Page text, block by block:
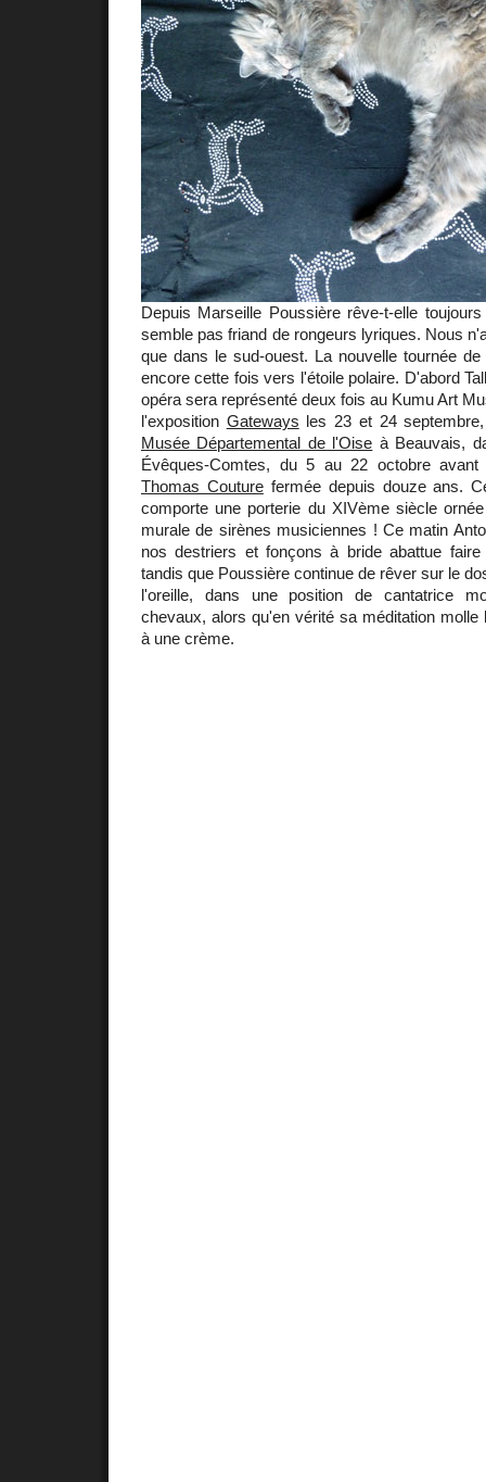
Depuis Marseille Poussière rêve-t-elle
semble pas friand de rongeurs lyriques. Nous
que dans le sud-ouest. La nouvelle tournée de
encore cette fois vers l'étoile polaire. D'abord
opéra sera représenté deux fois au Kumu Art
l'exposition Gateways les 23 et 24
Musée Départemental de l'Oise à Beauvais,
Évêques-Comtes, du 5 au 22 octobre
Thomas Couturefermée depuis douze ans.
comporte une porterie du XIVème siècle
murale de sirènes musiciennes ! Ce matin
nos destriers et fonçons à bride abattue
tandis que Poussière continue de rêver sur le
l'oreille, dans une position de cantatrice
chevaux, alors qu'en vérité sa méditation molle
à une crème.